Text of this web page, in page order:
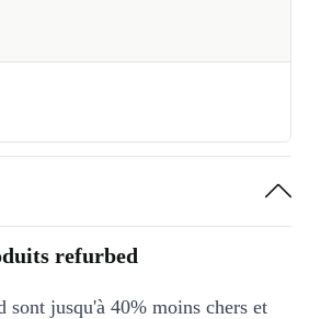
refurbed
sont jusqu'à 40% moins chers et